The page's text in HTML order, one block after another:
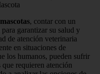
mascotas, contar con un
garantizar su salud y
de atención veterinaria
en situaciones de
los humanos, pueden sufrir
que requieren atención